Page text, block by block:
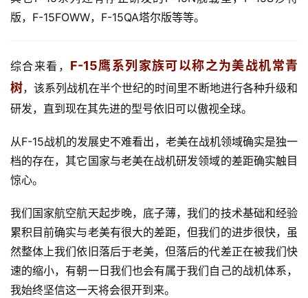
版，F-15FOWW，F-15QA塔尔版等等。
综合来看， F-15鹰系列家族可以称之为美战机常青
树，该系列战机在半个世纪的时间里不断地进行各种升级和
研发，直到现在其先进的型号依旧可以傲视全球。
从F-15战机的发展史不难看出，老美在战机领域确实是独一
档的存在，其它国家与老美在战机研发领域的差距确实触目
惊心。
我们国家航空航天起步晚，底子薄，我们的技术基础和经验
累积目前确实与老美有很大的差距，但我们的进步很快，虽
然整体上我们依旧落后于老美，但落后的代差正在被我们快
速的缩小，有朝一日我们也会有属于我们自己的战机体系，
我始终坚信这一天将会很开到来。